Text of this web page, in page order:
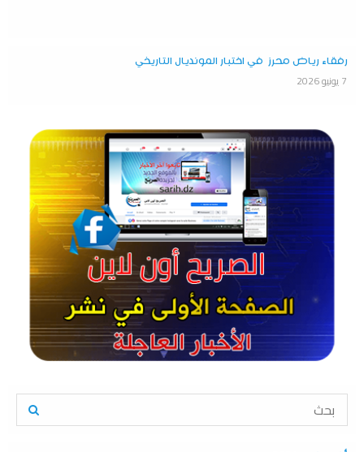
رفقاء رياض محرز في اختبار المونديال التاريخي
7 يونيو 2026
S